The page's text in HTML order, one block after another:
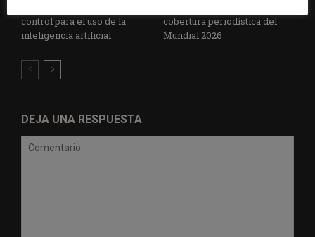
control para el uso de la
inteligencia artificial
cobertura periodística del
Mundial 2026
DEJA UNA RESPUESTA